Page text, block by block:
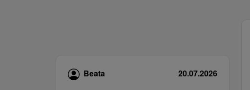
Beata 20.07.2026